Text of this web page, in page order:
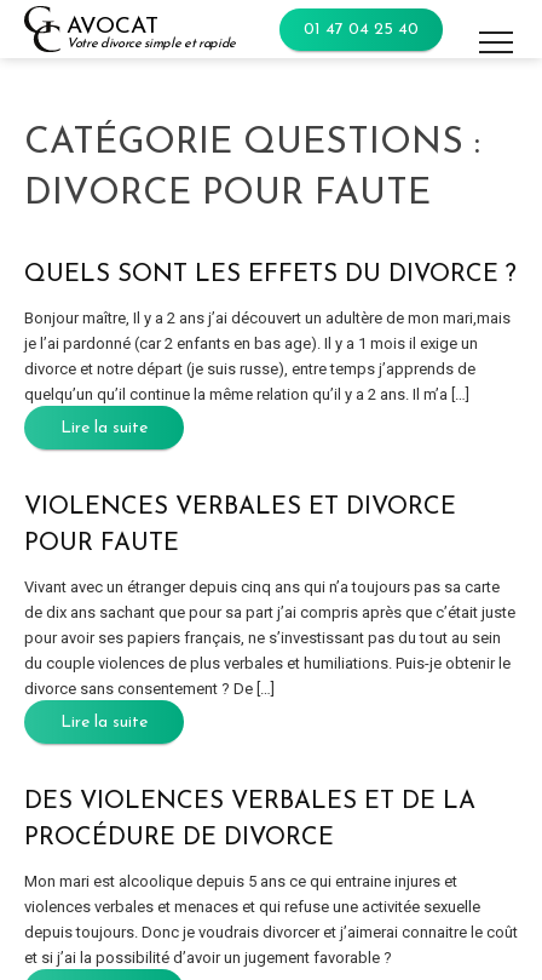
Skip
AVOCAT
Votre divorce simple et rapide
01 47 04 25 40
CATÉGORIE QUESTIONS :
DIVORCE POUR FAUTE
QUELS SONT LES EFFETS DU DIVORCE ?
Bonjour maître, Il y a 2 ans j’ai découvert un adultère de mon mari,mais
je l’ai pardonné (car 2 enfants en bas age). Il y a 1 mois il exige un
divorce et notre départ (je suis russe), entre temps j’apprends de
quelqu’un qu’il continue la même relation qu’il y a 2 ans. Il m’a […]
Lire la suite
VIOLENCES VERBALES ET DIVORCE
POUR FAUTE
Vivant avec un étranger depuis cinq ans qui n’a toujours pas sa carte
de dix ans sachant que pour sa part j’ai compris après que c’était juste
pour avoir ses papiers français, ne s’investissant pas du tout au sein
du couple violences de plus verbales et humiliations. Puis-je obtenir le
divorce sans consentement ? De […]
Lire la suite
DES VIOLENCES VERBALES ET DE LA
PROCÉDURE DE DIVORCE
Mon mari est alcoolique depuis 5 ans ce qui entraine injures et
violences verbales et menaces et qui refuse une activitée sexuelle
depuis toujours. Donc je voudrais divorcer et j’aimerai connaitre le coût
et si j’ai la possibilité d’avoir un jugement favorable ?